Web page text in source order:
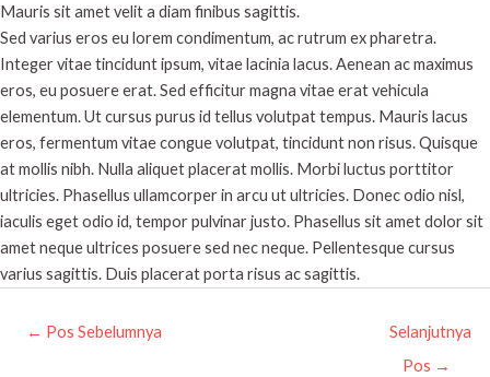
Mauris sit amet velit a diam finibus sagittis.
Sed varius eros eu lorem condimentum, ac rutrum ex pharetra.
Integer vitae tincidunt ipsum, vitae lacinia lacus. Aenean ac maximus
eros, eu posuere erat. Sed efficitur magna vitae erat vehicula
elementum. Ut cursus purus id tellus volutpat tempus. Mauris lacus
eros, fermentum vitae congue volutpat, tincidunt non risus. Quisque
at mollis nibh. Nulla aliquet placerat mollis. Morbi luctus porttitor
ultricies. Phasellus ullamcorper in arcu ut ultricies. Donec odio nisl,
iaculis eget odio id, tempor pulvinar justo. Phasellus sit amet dolor sit
amet neque ultrices posuere sed nec neque. Pellentesque cursus
varius sagittis. Duis placerat porta risus ac sagittis.
← Pos Sebelumnya
Selanjutnya
Pos →